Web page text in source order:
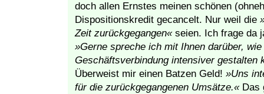
doch allen Ernstes meinen schönen
Dispositionskredit gecancelt. Nur weil die
Zeit zurückgegangen«seien. Ich frage da
»Gerne spreche ich mit Ihnen darüber,
Geschäftsverbindung intensiver gestalten
Überweist mir einen Batzen Geld! »Uns
für die zurückgegangenen Umsätze.«Das